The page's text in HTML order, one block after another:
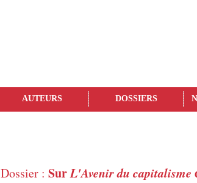
AUTEURS DOSSIERS
Dossier : SurL'Avenir du capitalisme